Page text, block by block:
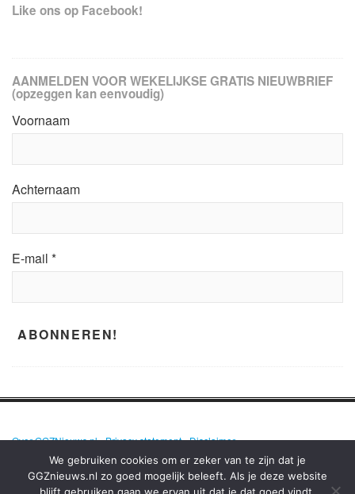
Like ons op Facebook!
AANMELDEN VOOR WEKELIJKSE GRATIS NIEUWBRIEF
(opzeggen kan eenvoudig)
Voornaam
Achternaam
E-mail *
Over GGZNieuws.nl•Privacy statement•Disclaimer
We gebruiken cookies om er zeker van te zijn dat je
GGZnieuws.nl zo goed mogelijk beleeft. Als je deze website